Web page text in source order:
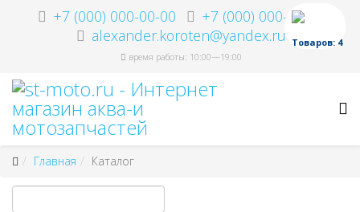
+7 (000) 000-00-00
+7 (000) 000-00-00
alexander.koroten@yandex.ru
время работы: 10:00—19:00
Товаров: 4
Главная Каталог